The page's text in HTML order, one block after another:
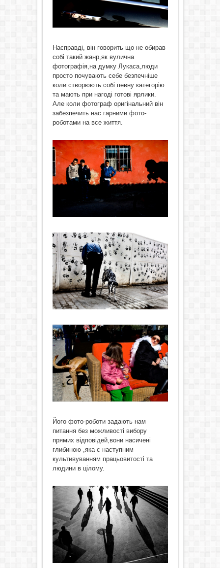
Насправді, він говорить що не обирав
собі такий жанр,як вулична
фотографія,на думку Лукаса,люди
просто почувають себе безпечніше
коли створюють собі певну категорію
та мають при нагоді готові ярлики.
Але коли фотограф оригінальний він
забезпечить нас гарними фото-
роботами на все життя.
Його фото-роботи задають нам
питання без можливості вибору
прямих відповідей,вони насичені
глибиною ,яка є наступним
культивуванням працьовитості та
людини в цілому.